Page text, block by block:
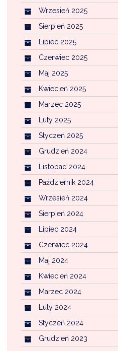
Wrzesień 2025
Sierpień 2025
Lipiec 2025
Czerwiec 2025
Maj 2025
Kwiecień 2025
Marzec 2025
Luty 2025
Styczeń 2025
Grudzień 2024
Listopad 2024
Październik 2024
Wrzesień 2024
Sierpień 2024
Lipiec 2024
Czerwiec 2024
Maj 2024
Kwiecień 2024
Marzec 2024
Luty 2024
Styczeń 2024
Grudzień 2023